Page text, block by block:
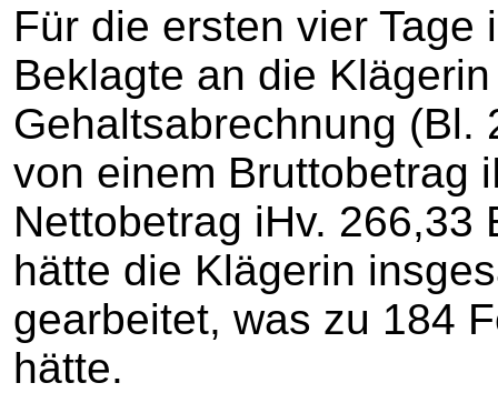
Für die ersten vier
Beklagte an die
Gehaltsabrechnung (Bl.
von einem Bruttobetrag
Nettobetrag iHv. 266,33
hätte die Klägerin
gearbeitet, was zu 184
hätte.